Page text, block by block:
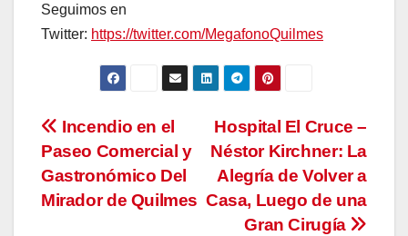
Seguimos en
Twitter: https://twitter.com/MegafonoQuilmes
Navegación
de
entradas
Hospital El Cruce –
Néstor Kirchner: La
Alegría de Volver a
Casa, Luego de una
Gran Cirugía
Incendio en el
Paseo Comercial y
Gastronómico Del
Mirador de Quilmes